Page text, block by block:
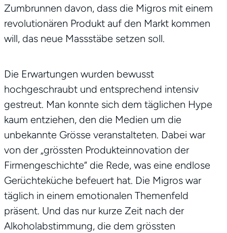
Zumbrunnen davon, dass die Migros mit einem
revolutionären Produkt auf den Markt kommen
will, das neue Massstäbe setzen soll.
Die Erwartungen wurden bewusst
hochgeschraubt und entsprechend intensiv
gestreut. Man konnte sich dem täglichen Hype
kaum entziehen, den die Medien um die
unbekannte Grösse veranstalteten. Dabei war
von der „grössten Produkteinnovation der
Firmengeschichte“ die Rede, was eine endlose
Gerüchteküche befeuert hat. Die Migros war
täglich in einem emotionalen Themenfeld
präsent. Und das nur kurze Zeit nach der
Alkoholabstimmung, die dem grössten